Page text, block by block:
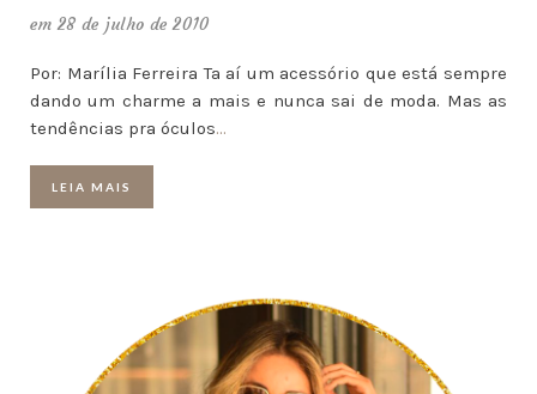
em 28 de julho de 2010
Por: Marília Ferreira Ta aí um acessório que está sempre
dando um charme a mais e nunca sai de moda. Mas as
tendências pra óculos…
LEIA MAIS